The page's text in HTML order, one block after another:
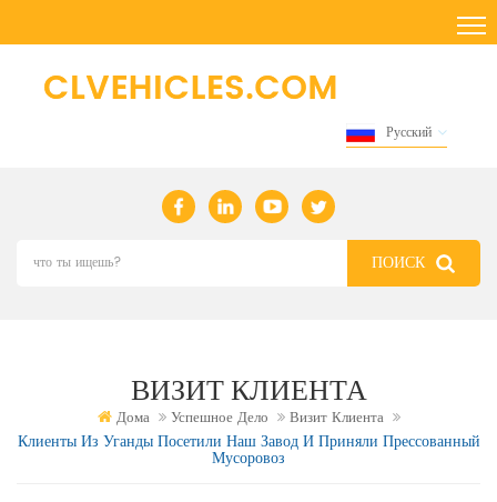
Русский
ВИЗИТ КЛИЕНТА
Дома Успешное Дело Визит Клиента
Клиенты Из Уганды Посетили Наш Завод И Приняли Прессованный
Мусоровоз